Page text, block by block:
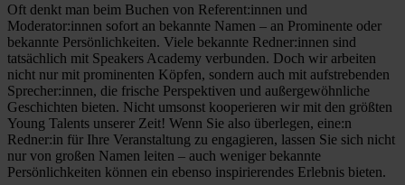
Oft denkt man beim Buchen von Referent:innen und
Moderator:innen sofort an bekannte Namen – an Prominente oder
bekannte Persönlichkeiten. Viele bekannte Redner:innen sind
tatsächlich mit Speakers Academy verbunden. Doch wir arbeiten
nicht nur mit prominenten Köpfen, sondern auch mit aufstrebenden
Sprecher:innen, die frische Perspektiven und außergewöhnliche
Geschichten bieten. Nicht umsonst kooperieren wir mit den größten
Young Talents unserer Zeit! Wenn Sie also überlegen, eine:n
Redner:in für Ihre Veranstaltung zu engagieren, lassen Sie sich nicht
nur von großen Namen leiten – auch weniger bekannte
Persönlichkeiten können ein ebenso inspirierendes Erlebnis bieten.